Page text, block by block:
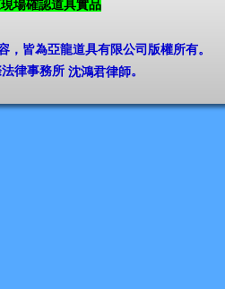
場確認道具實品
，皆為亞龍道具有限公司版權所有。
律事務所 沈鴻君律師。